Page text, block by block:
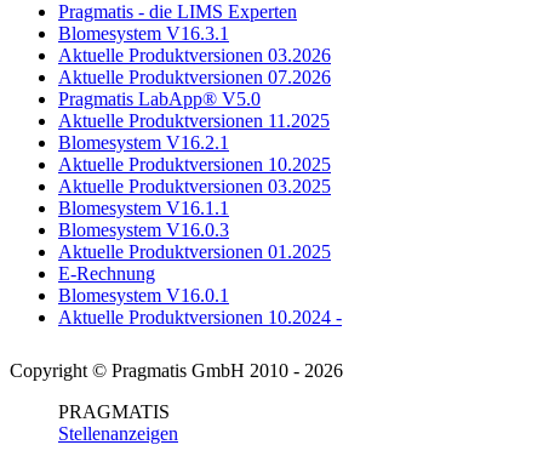
Pragmatis - die LIMS Experten
Blomesystem V16.3.1
Aktuelle Produktversionen 03.2026
Aktuelle Produktversionen 07.2026
Pragmatis LabApp® V5.0
Aktuelle Produktversionen 11.2025
Blomesystem V16.2.1
Aktuelle Produktversionen 10.2025
Aktuelle Produktversionen 03.2025
Blomesystem V16.1.1
Blomesystem V16.0.3
Aktuelle Produktversionen 01.2025
E-Rechnung
Blomesystem V16.0.1
Aktuelle Produktversionen 10.2024 -
Copyright © Pragmatis GmbH 2010 - 2026
PRAGMATIS
Stellenanzeigen